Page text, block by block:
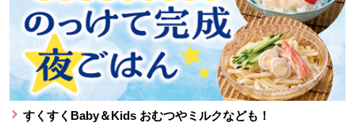
すくすくBaby＆Kids おむつやミルクなども！